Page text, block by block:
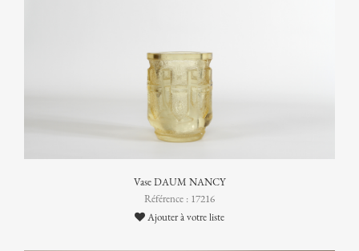
Vase DAUM NANCY
Référence : 17216
Ajouter à votre liste